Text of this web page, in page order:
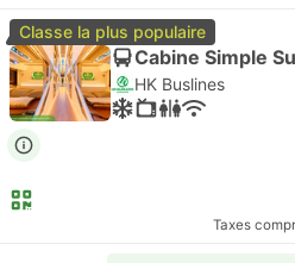
Classe la plus populaire
Cabine Simple
HK Buslines
Taxes